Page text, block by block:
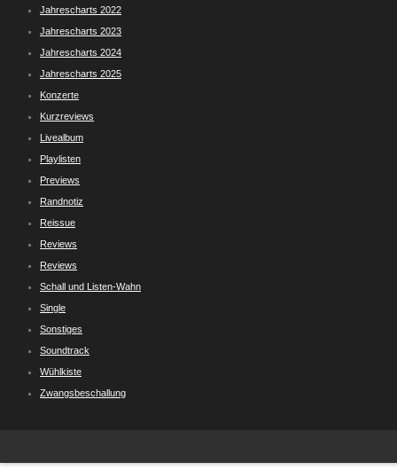
Jahrescharts 2022
Jahrescharts 2023
Jahrescharts 2024
Jahrescharts 2025
Konzerte
Kurzreviews
Livealbum
Playlisten
Previews
Randnotiz
Reissue
Reviews
Reviews
Schall und Listen-Wahn
Single
Sonstiges
Soundtrack
Wühlkiste
Zwangsbeschallung